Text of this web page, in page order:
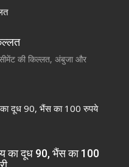
की किल्लत, अंबुजा और
का दूध 90, भैंस का 100